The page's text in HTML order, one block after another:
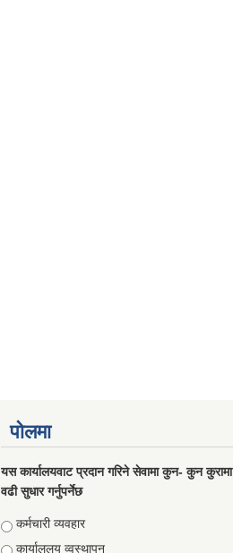
पोलमा
यस कार्यालयवाट प्रदान गरिने सेवामा कुन- कुन कुरामा
वढी सुधार गर्नुपर्नेछ
Choices
कर्मचारी व्यवहार
कार्याललय व्वस्थापन